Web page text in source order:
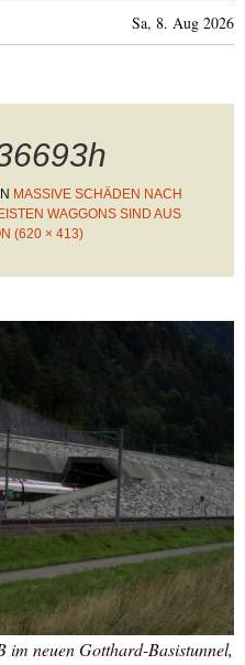
Sa, 8. Aug 2026
IN MASSIVE SCHÄDEN NACH
WAGGONS SIND AUS
(620 × 413)
im neuen Gotthard-Basistunnel,